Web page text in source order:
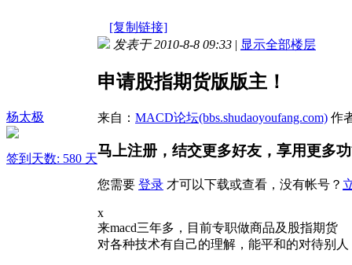
[复制链接]
杨太极
签到天数: 580 天
发表于 2010-8-8 09:33 | 显示全部楼层
申请股指期货版版主！
来自： MACD论坛(bbs.shudaoyoufang.com) 作
马上注册，结交更多好友，享用更多
您需要 登录 才可以下载或查看，没有帐号？
x
来macd三年多，目前专职做商品及股指期货
对各种技术有自己的理解，能平和的对待别